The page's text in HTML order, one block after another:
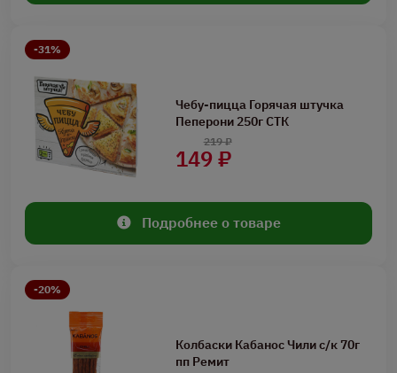
-31%
Чебу-пицца Горячая штучка
Пеперони 250г СТК
149 ₽
219 ₽
Подробнее о товаре
-20%
Колбаски Кабанос Чили с/к 70г
пп Ремит